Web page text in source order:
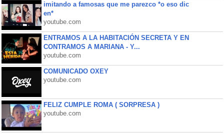
imitando a famosas que me parezco *o eso dic
en*
youtube.com
ENTRAMOS A LA HABITACIÓN SECRETA Y EN
CONTRAMOS A MARIANA - Y...
youtube.com
COMUNICADO OXEY
youtube.com
FELIZ CUMPLE ROMA ( SORPRESA )
youtube.com